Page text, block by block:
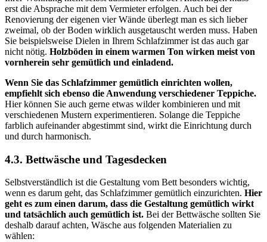
erst die Absprache mit dem Vermieter erfolgen. Auch bei der
Renovierung der eigenen vier Wände überlegt man es sich lieber
zweimal, ob der Boden wirklich ausgetauscht werden muss. Haben
Sie beispielsweise Dielen in Ihrem Schlafzimmer ist das auch gar
nicht nötig. Holzböden in einem warmen Ton wirken meist von
vornherein sehr gemütlich und einladend.
Wenn Sie das Schlafzimmer gemütlich einrichten wollen,
empfiehlt sich ebenso die Anwendung verschiedener Teppiche.
Hier können Sie auch gerne etwas wilder kombinieren und mit
verschiedenen Mustern experimentieren. Solange die Teppiche
farblich aufeinander abgestimmt sind, wirkt die Einrichtung durch
und durch harmonisch.
4.3. Bettwäsche und Tagesdecken
Selbstverständlich ist die Gestaltung vom Bett besonders wichtig,
wenn es darum geht, das Schlafzimmer gemütlich einzurichten. Hier
geht es zum einen darum, dass die Gestaltung gemütlich wirkt
und tatsächlich auch gemütlich ist. Bei der Bettwäsche sollten Sie
deshalb darauf achten, Wäsche aus folgenden Materialien zu
wählen: